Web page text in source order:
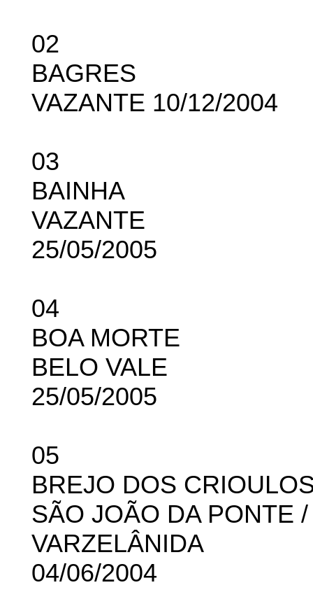
02
BAGRES
VAZANTE 10/12/2004
03
BAINHA
VAZANTE
25/05/2005
04
BOA MORTE
BELO VALE
25/05/2005
05
BREJO DOS
SÃO JOÃO DA PONTE /
VARZELÂNIDA
04/06/2004